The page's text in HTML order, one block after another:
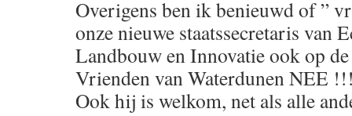
Overigens ben ik benieuwd of ”
onze nieuwe staatssecretaris van
Landbouw en Innovatie ook op
Vrienden van Waterdunen NEE
Ook hij is welkom, net als alle